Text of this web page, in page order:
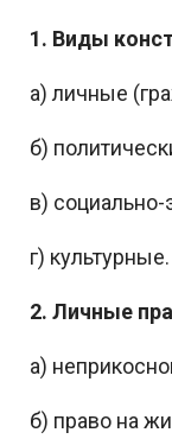
1. Виды
а) личные
б)
в)
г) культурные.
2. Личные
а)
б) право на